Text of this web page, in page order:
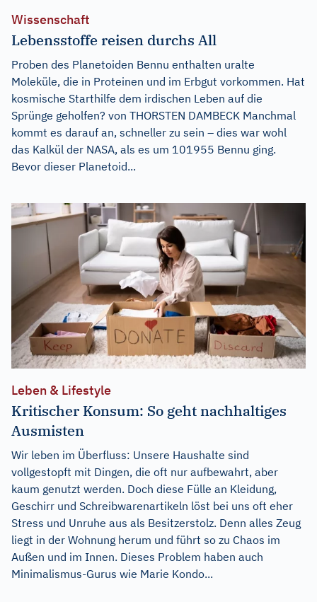
Wissenschaft
Lebensstoffe reisen durchs All
Proben des Planetoiden Bennu enthalten uralte
Moleküle, die in Proteinen und im Erbgut vorkommen. Hat
kosmische Starthilfe dem irdischen Leben auf die
Sprünge geholfen? von THORSTEN DAMBECK Manchmal
kommt es darauf an, schneller zu sein – dies war wohl
das Kalkül der NASA, als es um 101955 Bennu ging.
Bevor dieser Planetoid...
Leben & Lifestyle
Kritischer Konsum: So geht nachhaltiges
Ausmisten
Wir leben im Überfluss: Unsere Haushalte sind
vollgestopft mit Dingen, die oft nur aufbewahrt, aber
kaum genutzt werden. Doch diese Fülle an Kleidung,
Geschirr und Schreibwarenartikeln löst bei uns oft eher
Stress und Unruhe aus als Besitzerstolz. Denn alles Zeug
liegt in der Wohnung herum und führt so zu Chaos im
Außen und im Innen. Dieses Problem haben auch
Minimalismus-Gurus wie Marie Kondo...